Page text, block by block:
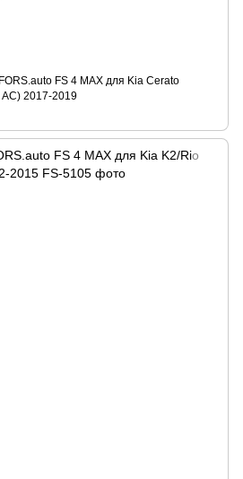
FS 4 MAX для Kia Cerato
AC) 2017-2019